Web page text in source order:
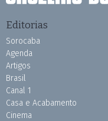
Editorias
Sorocaba
Agenda
Artigos
Brasil
Canal 1
Casa e Acabamento
Cinema